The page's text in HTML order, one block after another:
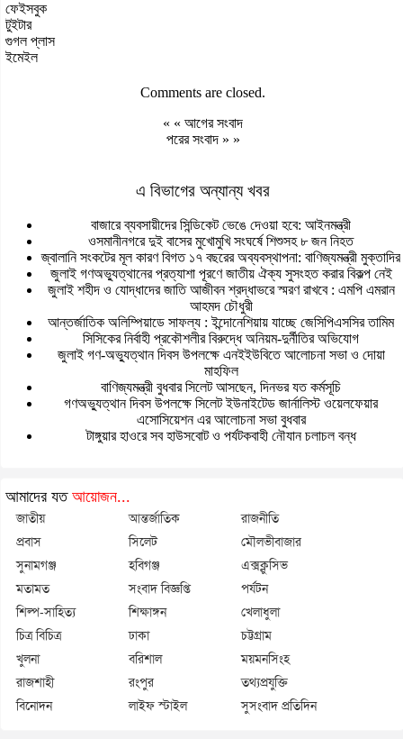
ফেইসবুক
টুইটার
গুগল প্লাস
ইমেইল
Comments are closed.
« «আগের সংবাদ
পরের সংবাদ » »
এ বিভাগের অন্যান্য খবর
বাজারে ব্যবসায়ীদের সিন্ডিকেট ভেঙে দেওয়া হবে: আইনমন্ত্রী
ওসমানীনগরে দুই বাসের মুখোমুখি সংঘর্ষে শিশুসহ ৮ জন নিহত
জ্বালানি সংকটের মূল কারণ বিগত ১৭ বছরের অব্যবস্থাপনা: বাণিজ্যমন্ত্রী মুক্তাদির
জুলাই গণঅভ্যুত্থানের প্রত্যাশা পূরণে জাতীয় ঐক্য সুসংহত করার বিকল্প নেই
জুলাই শহীদ ও যোদ্ধাদের জাতি আজীবন শ্রদ্ধাভরে স্মরণ রাখবে : এমপি এমরান
আহমদ চৌধুরী
আন্তর্জাতিক অলিম্পিয়াডে সাফল্য : ইন্দোনেশিয়ায় যাচ্ছে জেসিপিএসসির তামিম
সিসিকের নির্বাহী প্রকৌশলীর বিরুদ্ধে অনিয়ম-দুর্নীতির অভিযোগ
জুলাই গণ-অভ্যুত্থান দিবস উপলক্ষে এনইইউবিতে আলোচনা সভা ও দোয়া
মাহফিল
বাণিজ্যমন্ত্রী বুধবার সিলেট আসছেন, দিনভর যত কর্মসূচি
গণঅভ্যুত্থান দিবস উপলক্ষে সিলেট ইউনাইটেড জার্নালিস্ট ওয়েলফেয়ার
এসোসিয়েশন এর আলোচনা সভা বুধবার
টাঙ্গুয়ার হাওরে সব হাউসবোট ও পর্যটকবাহী নৌযান চলাচল বন্ধ
আমাদের যত আয়োজন...
জাতীয় আন্তর্জাতিক
রাজনীতি
প্রবাস
সিলেট
মৌলভীবাজার
সুনামগঞ্জ
হবিগঞ্জ
এক্সক্লুসিভ
মতামত
সংবাদ বিজ্ঞপ্তি
পর্যটন
শিল্প-সাহিত্য
শিক্ষাঙ্গন
খেলাধুলা
চিত্র বিচিত্র
ঢাকা
চট্টগ্রাম
খুলনা
বরিশাল
ময়মনসিংহ
রাজশাহী
রংপুর
তথ্যপ্রযুক্তি
বিনোদন
লাইফ স্টাইল সুসংবাদ প্রতিদিন